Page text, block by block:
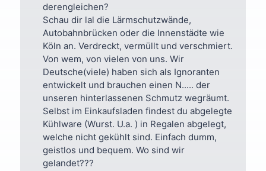
derengleichen?
Schau dir lal die Lärmschutzwände,
Autobahnbrücken oder die Innenstädte wie
Köln an. Verdreckt, vermüllt und verschmiert.
Von wem, von vielen von uns. Wir
Deutsche(viele) haben sich als Ignoranten
entwickelt und brauchen einen N..... der
unseren hinterlassenen Schmutz wegräumt.
Selbst im Einkaufsladen findest du abgelegte
Kühlware (Wurst. U.a. ) in Regalen abgelegt,
welche nicht gekühlt sind. Einfach dumm,
geistlos und bequem. Wo sind wir
gelandet???